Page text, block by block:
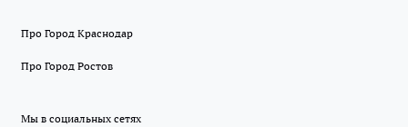
Про Город Краснодар
Про Город Ростов
Мы в социальных сетях